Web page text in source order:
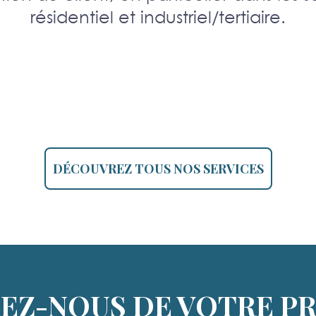
résidentiel et industriel/tertiaire.
DÉCOUVREZ TOUS NOS SERVICES
NOUS DE VOTRE